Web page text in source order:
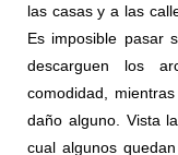
las casas y a las
Es imposible pasar
descarguen los
comodidad,
daño alguno. Vista
cual algunos